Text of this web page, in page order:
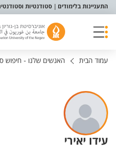
תפריט נגישות
התעניינות בלימודים סטודנטיות
עמוד הבית האנשים שלנו - חיפוש
עידו יאירי